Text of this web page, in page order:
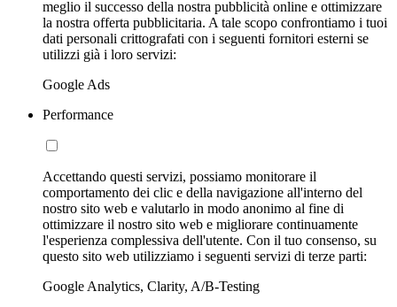
meglio il successo della nostra pubblicità online e ottimizzare
la nostra offerta pubblicitaria. A tale scopo confrontiamo i tuoi
dati personali crittografati con i seguenti fornitori esterni se
utilizzi già i loro servizi:
Google Ads
Performance
Accettando questi servizi, possiamo monitorare il
comportamento dei clic e della navigazione all'interno del
nostro sito web e valutarlo in modo anonimo al fine di
ottimizzare il nostro sito web e migliorare continuamente
l'esperienza complessiva dell'utente. Con il tuo consenso, su
questo sito web utilizziamo i seguenti servizi di terze parti:
Google Analytics, Clarity, A/B-Testing